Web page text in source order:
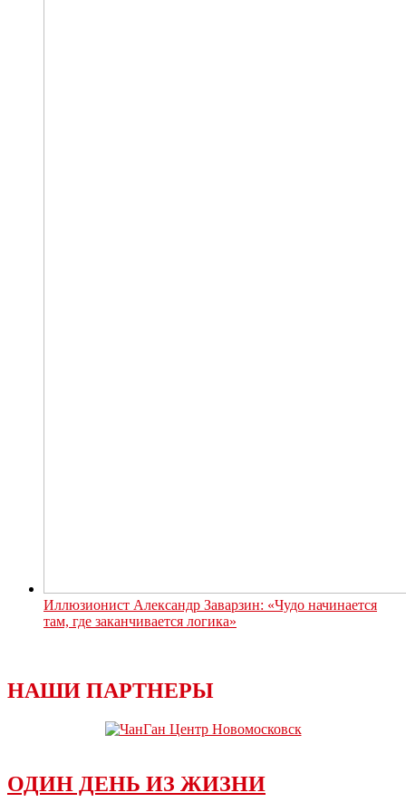
Иллюзионист Александр Заварзин: «Чудо начинается
там, где заканчивается логика»
НАШИ ПАРТНЕРЫ
ОДИН ДЕНЬ ИЗ ЖИЗНИ